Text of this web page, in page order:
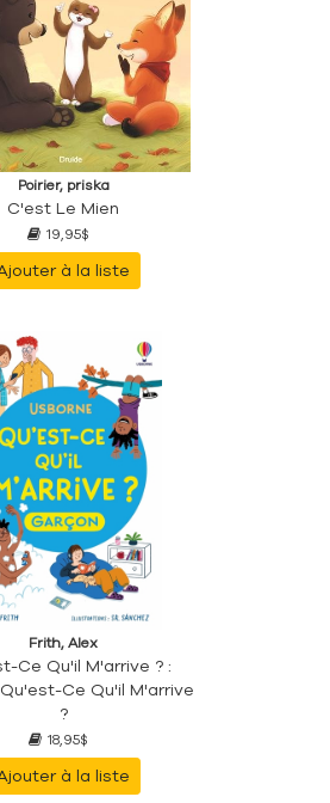
Poirier, priska
C'est Le Mien
19,95$
à la liste
Frith, Alex
Ce Qu'il M'arrive ? :
Ce Qu'il M'arrive
?
18,95$
à la liste